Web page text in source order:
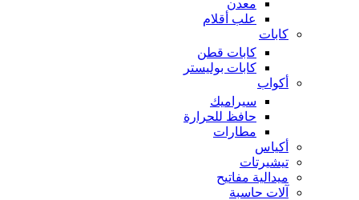
معدن
علب أقلام
كابات
كابات قطن
كابات بوليستر
أكواب
سيراميك
حافظ للحرارة
مطارات
أكياس
تيشيرتات
ميدالية مفاتيح
آلات حاسبة